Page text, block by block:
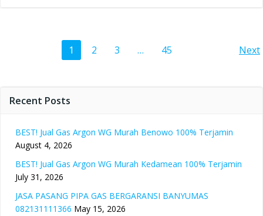
Posts Page
1 Page
2 Page
3 … Page
45 Next
Recent Posts
BEST! Jual Gas Argon WG Murah Benowo 100% Terjamin
August 4, 2026
BEST! Jual Gas Argon WG Murah Kedamean 100% Terjamin
July 31, 2026
JASA PASANG PIPA GAS BERGARANSI BANYUMAS
082131111366 May 15, 2026